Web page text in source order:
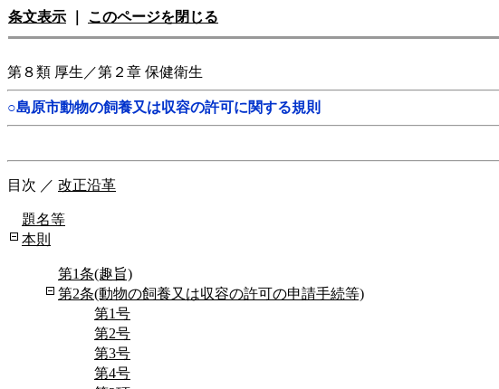
条文表示 このページを閉じる
第８類 厚生／第２章 保健衛生
○島原市動物の飼養又は収容の許可に関する規則
目次 ／ 改正沿革
題名等
本則
第1条(趣旨)
第2条(動物の飼養又は収容の許可の申請手続等)
第1号
第2号
第3号
第4号